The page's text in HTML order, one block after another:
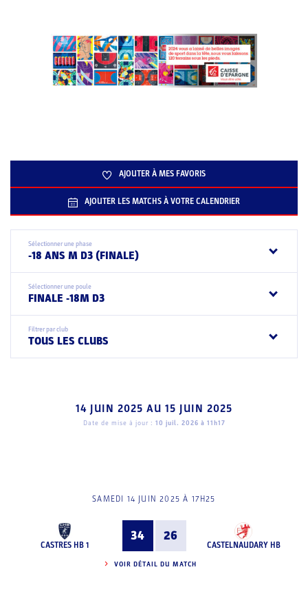
AJOUTER À MES FAVORIS
AJOUTER LES MATCHS À VOTRE CALENDRIER
Sélectionner une phase
-18 ANS M D3 (FINALE)
Sélectionner une poule
FINALE -18M D3
Filtrer par club
TOUS LES CLUBS
14 JUIN 2025 AU 15 JUIN 2025
Date de mise à jour : 10 juil. 2026 à 11h17
SAMEDI 14 JUIN 2025 À 17H25
CASTRES HB 1
34 26
CASTELNAUDARY HB
VOIR DÉTAIL DU MATCH